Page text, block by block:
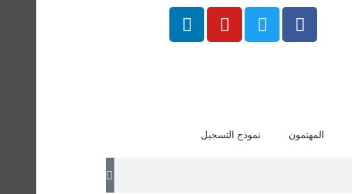
المهتمون نموذج التسجيل